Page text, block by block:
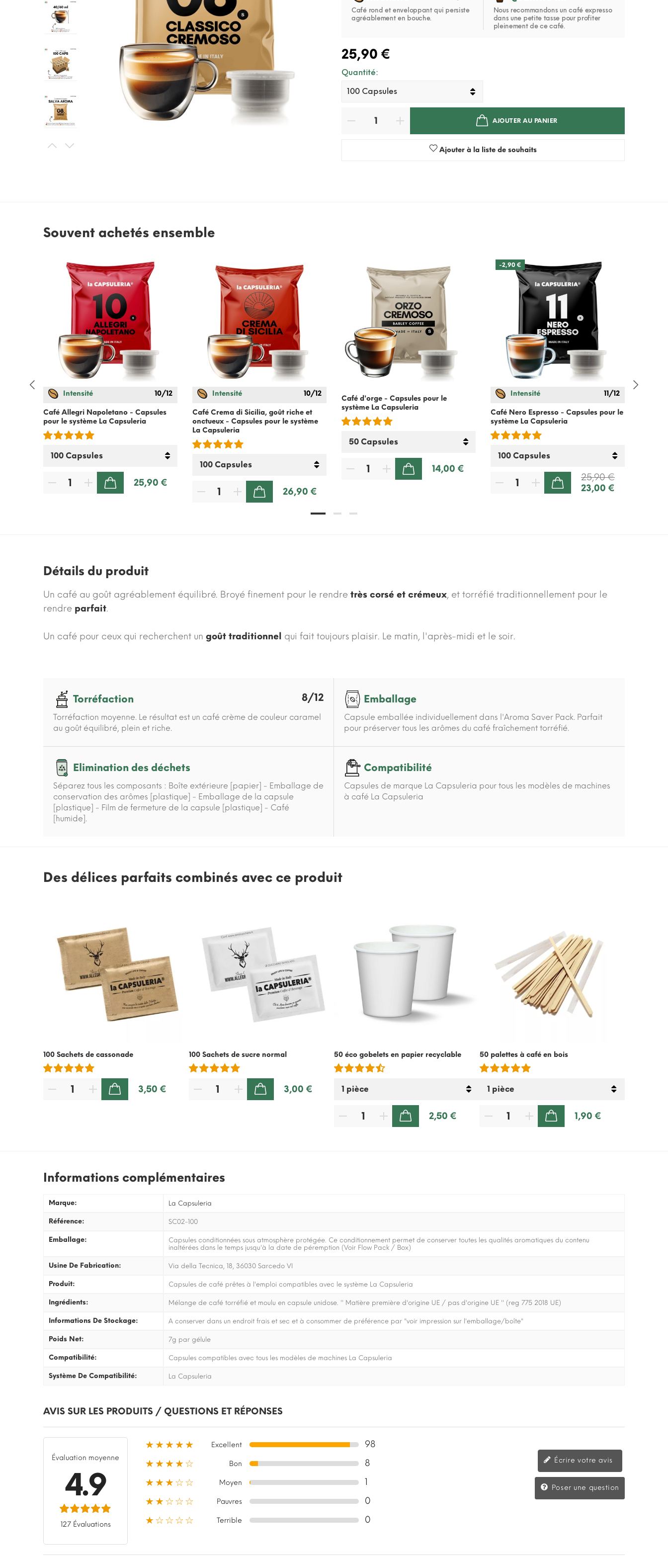
Café rond et enveloppant qui persiste
agréablement en bouche.
Nous recommandons un café expresso
dans une petite tasse pour profiter
pleinement de ce café.
25,90 €
Quantité:
AJOUTER AU PANIER
Ajouter à la liste de souhaits
Souvent achetés ensemble
Intensité 10/12
Café Allegri Napoletano - Capsules
pour le système La Capsuleria
25,90 €
Intensité 10/12
Café Crema di Sicilia, goût riche et
onctueux - Capsules pour le système
La Capsuleria
26,90 €
Café d'orge - Capsules pour le
système La Capsuleria
14,00 €
-2,90 €
Intensité 11/12
Café Nero Espresso - Capsules pour le
système La Capsuleria
25,90 €
23,00 €
Détails du produit
Un café au goût agréablement équilibré. Broyé finement pour le rendre très corsé et crémeux, et torréfié traditionnellement pour le
rendre parfait.
Un café pour ceux qui recherchent un goût traditionnel qui fait toujours plaisir. Le matin, l'après-midi et le soir.
Torréfaction 8/12
Torréfaction moyenne. Le résultat est un café crème de couleur caramel
au goût équilibré, plein et riche.
Emballage
Capsule emballée individuellement dans l'Aroma Saver Pack. Parfait
pour préserver tous les arômes du café fraîchement torréfié.
Elimination des déchets
Séparez tous les composants : Boîte extérieure [papier] - Emballage de
conservation des arômes [plastique] - Emballage de la capsule
[plastique] - Film de fermeture de la capsule [plastique] - Café
[humide].
Compatibilité
Capsules de marque La Capsuleria pour tous les modèles de machines
à café La Capsuleria
Des délices parfaits combinés avec ce produit
100 Sachets de cassonade
3,50 €
100 Sachets de sucre normal
3,00 €
50 éco gobelets en papier recyclable
2,50 €
50 palettes à café en bois
1,90 €
Informations complémentaires
Marque: La Capsuleria
Référence: SC02-100
Emballage:
Capsules conditionnées sous atmosphère protégée. Ce conditionnement permet de conserver toutes les qualités aromatiques du contenu
inaltérées dans le temps jusqu'à la date de péremption (Voir Flow Pack / Box)
Usine De Fabrication: Via della Tecnica, 18, 36030 Sarcedo VI
Produit: Capsules de café prêtes à l'emploi compatibles avec le système La Capsuleria
Ingrédients: Mélange de café torréfié et moulu en capsule unidose. '' Matière première d'origine UE / pas d'origine UE '' (reg 775 2018 UE)
Informations De Stockage: A conserver dans un endroit frais et sec et à consommer de préférence par "voir impression sur l'emballage/boîte"
Poids Net: 7g par gélule
Compatibilité: Capsules compatibles avec tous les modèles de machines La Capsuleria
Système De Compatibilité: La Capsuleria
AVIS SUR LES PRODUITS / QUESTIONS ET RÉPONSES
Évaluation moyenne
4.9
127 Évaluations
★★★★★ Excellent
98
★★★★☆
Bon
8
★★★☆☆
Moyen
1
★★☆☆☆
Pauvres
0
★☆☆☆☆
Terrible 0
Écrire votre avis
Poser une question